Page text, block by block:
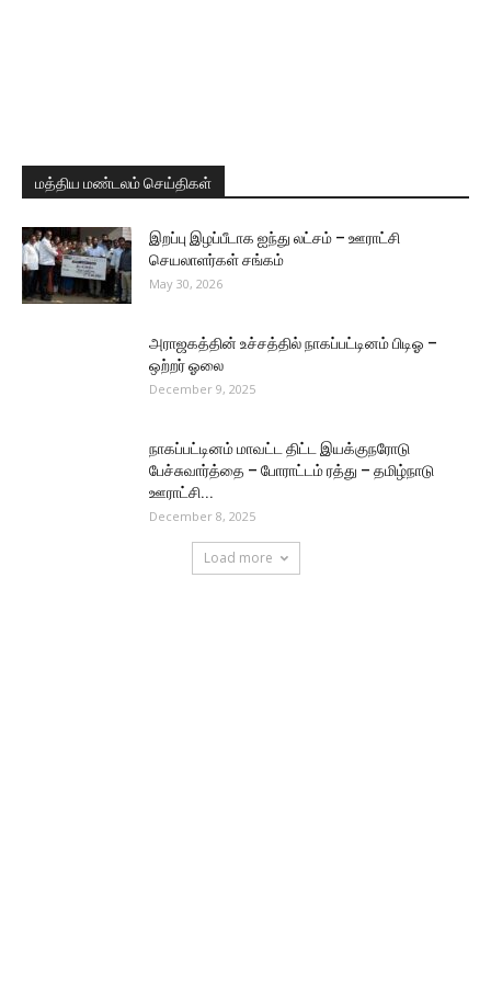
மத்திய மண்டலம் செய்திகள்
இறப்பு இழப்பீடாக ஐந்து லட்சம் – ஊராட்சி
செயலாளர்கள் சங்கம்
May 30, 2026
அராஜகத்தின் உச்சத்தில் நாகப்பட்டினம் பிடிஓ –
ஒற்றர் ஓலை
December 9, 2025
நாகப்பட்டினம் மாவட்ட திட்ட இயக்குநரோடு
பேச்சுவார்த்தை – போராட்டம் ரத்து – தமிழ்நாடு
ஊராட்சி...
December 8, 2025
Load more